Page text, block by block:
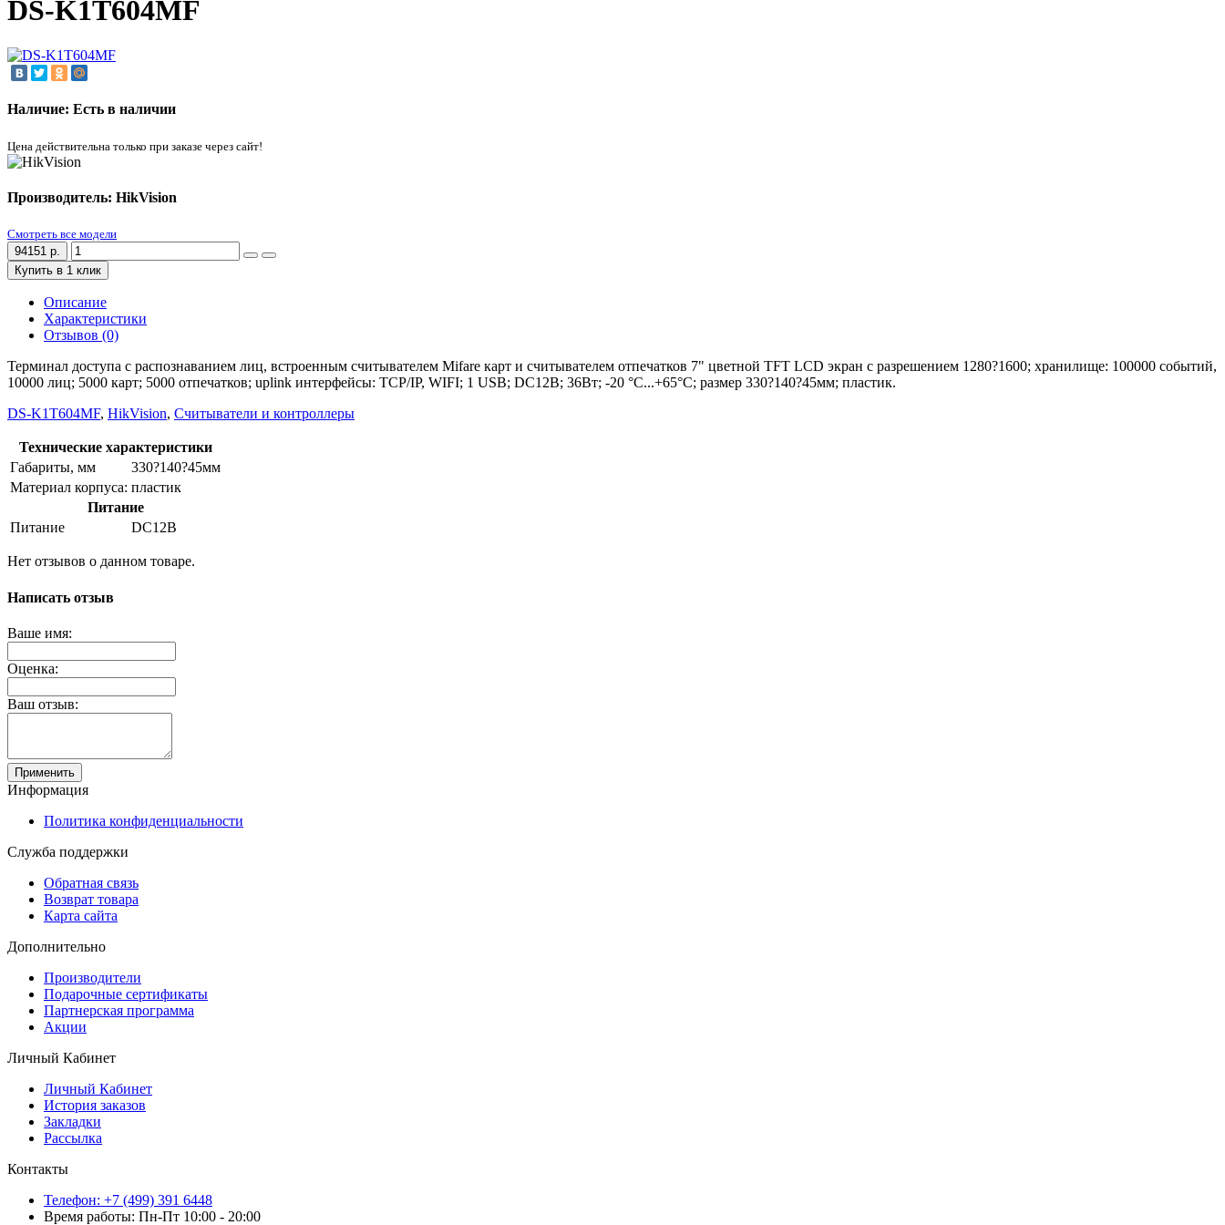
DS-K1T604MF
Наличие: Есть в наличии
Цена действительна только при заказе через сайт!
Производитель: HikVision
Смотреть все модели
94151 р.
Купить в 1 клик
Описание
Характеристики
Отзывов (0)
Терминал доступа с распознаванием лиц, встроенным считывателем Mifare карт и считывателем отпечатков 7" цветной TFT LCD экран с разрешением 1280?1600; хранилище: 100000 событий,
10000 лиц; 5000 карт; 5000 отпечатков; uplink интерфейсы: TCP/IP, WIFI; 1 USB; DC12В; 36Вт; -20 °C...+65°C; размер 330?140?45мм; пластик.
DS-K1T604MF, HikVision, Считыватели и контроллеры
Технические характеристики
Габариты, мм
330?140?45мм
Материал корпуса: пластик
Питание
Питание
DC12В
Нет отзывов о данном товаре.
Написать отзыв
Ваше имя:
Оценка:
Ваш отзыв:
Применить
Информация
Политика конфиденциальности
Служба поддержки
Обратная связь
Возврат товара
Карта сайта
Дополнительно
Производители
Подарочные сертификаты
Партнерская программа
Акции
Личный Кабинет
Личный Кабинет
История заказов
Закладки
Рассылка
Контакты
Телефон: +7 (499) 391 6448
Время работы: Пн-Пт 10:00 - 20:00